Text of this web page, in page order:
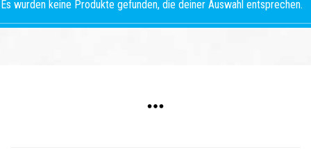
Es wurden keine Produkte gefunden, die deiner Auswahl entsprechen.